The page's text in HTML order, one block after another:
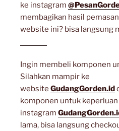
ke instagram
membagikan hasil
website ini? bisa langsung
Ingin membeli komponen
Silahkan mampir ke
website GudangGorden.id
komponen untuk
instagram
lama, bisa langsung